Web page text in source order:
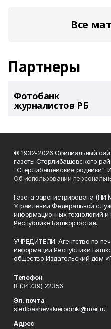
Все
Партнеры
Фотобанк
журналистов РБ
© 1932-2026 Официальный
газеты Стерлибашевского
"Стерлибашевские родники".
Об использовании
Газета зарегистрирована (ПИ
Управлении Федеральной
информационных технологий
Республике Башкортостан.
УЧРЕДИТЕЛИ: Агентство по
информации Республики
общество Издательский дом
Телефон
8 (34739) 22356
Эл. почта
sterlibashevskierodniki@mail.ru
Адрес